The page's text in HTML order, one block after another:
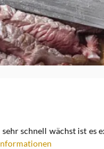
schnell wächst ist